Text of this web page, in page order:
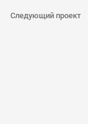
Следующий проект